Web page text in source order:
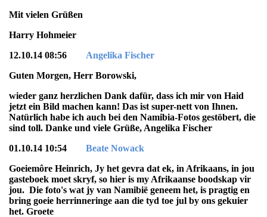
Mit vielen Grüßen
Harry Hohmeier
12.10.14 08:56 Angelika Fischer
Guten Morgen, Herr Borowski,
wieder ganz herzlichen Dank dafür, dass ich mir von Haid
jetzt ein Bild machen kann! Das ist super-nett von Ihnen.
Natürlich habe ich auch bei den Namibia-Fotos gestöbert, die
sind toll. Danke und viele Grüße, Angelika Fischer
01.10.14 10:54
Beate Nowack
Goeiemôre Heinrich, Jy het gevra dat ek, in Afrikaans, in jou
gasteboek moet skryf, so hier is my Afrikaanse boodskap vir
jou. Die foto's wat jy van Namibië geneem het, is pragtig en
bring goeie herrinneringe aan die tyd toe jul by ons gekuier
het. Groete